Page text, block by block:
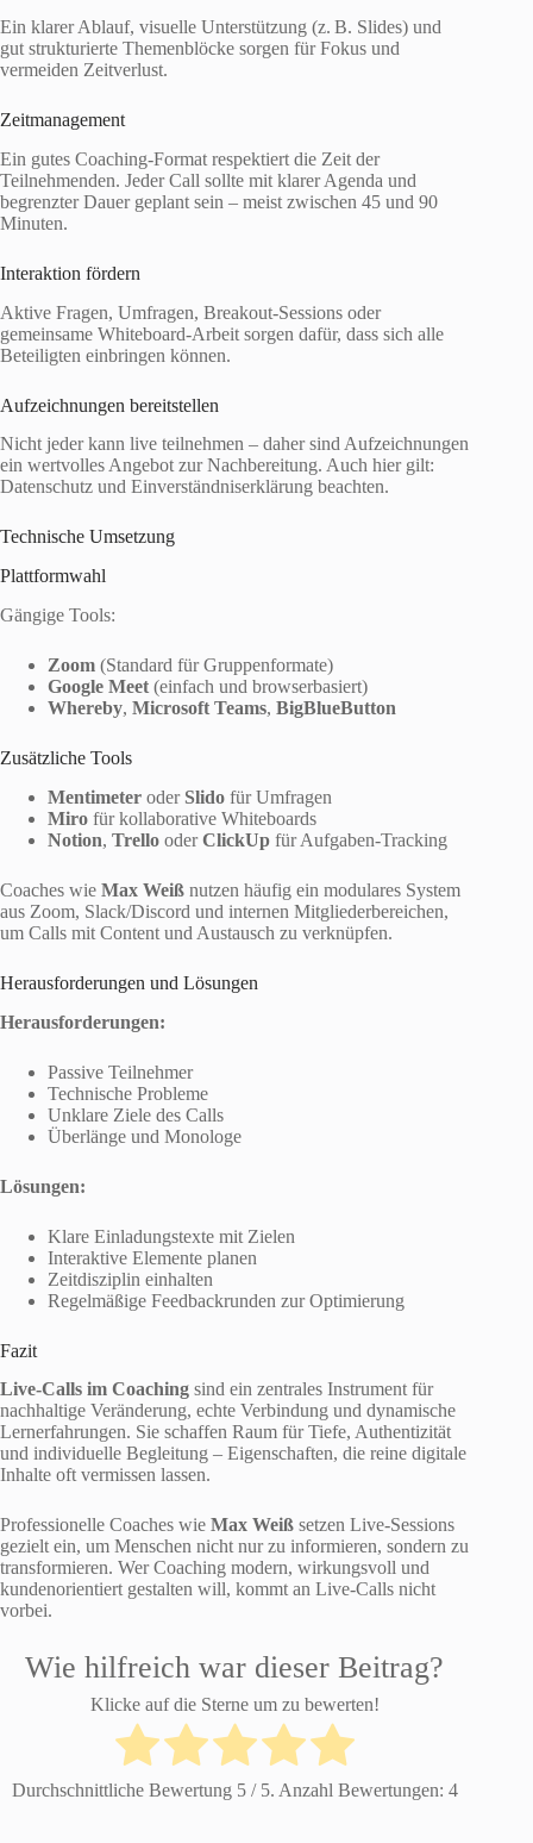
Ein klarer Ablauf, visuelle Unterstützung (z. B. Slides) und
gut strukturierte Themenblöcke sorgen für Fokus und
vermeiden Zeitverlust.
Zeitmanagement
Ein gutes Coaching-Format respektiert die Zeit der
Teilnehmenden. Jeder Call sollte mit klarer Agenda und
begrenzter Dauer geplant sein – meist zwischen 45 und 90
Minuten.
Interaktion fördern
Aktive Fragen, Umfragen, Breakout-Sessions oder
gemeinsame Whiteboard-Arbeit sorgen dafür, dass sich alle
Beteiligten einbringen können.
Aufzeichnungen bereitstellen
Nicht jeder kann live teilnehmen – daher sind Aufzeichnungen
ein wertvolles Angebot zur Nachbereitung. Auch hier gilt:
Datenschutz und Einverständniserklärung beachten.
Technische Umsetzung
Plattformwahl
Gängige Tools:
Zoom (Standard für Gruppenformate)
Google Meet (einfach und browserbasiert)
Whereby, Microsoft Teams, BigBlueButton
Zusätzliche Tools
Mentimeter oder Slido für Umfragen
Miro für kollaborative Whiteboards
Notion, Trello oderClickUp für Aufgaben-Tracking
Coaches wie Max Weiß nutzen häufig ein modulares System
aus Zoom, Slack/Discord und internen Mitgliederbereichen,
um Calls mit Content und Austausch zu verknüpfen.
Herausforderungen und Lösungen
Herausforderungen:
Passive Teilnehmer
Technische Probleme
Unklare Ziele des Calls
Überlänge und Monologe
Lösungen:
Klare Einladungstexte mit Zielen
Interaktive Elemente planen
Zeitdisziplin einhalten
Regelmäßige Feedbackrunden zur Optimierung
Fazit
Live-Calls im Coaching sind ein zentrales Instrument für
nachhaltige Veränderung, echte Verbindung und dynamische
Lernerfahrungen. Sie schaffen Raum für Tiefe, Authentizität
und individuelle Begleitung – Eigenschaften, die reine digitale
Inhalte oft vermissen lassen.
Professionelle Coaches wie Max Weiß setzen Live-Sessions
gezielt ein, um Menschen nicht nur zu informieren, sondern zu
transformieren. Wer Coaching modern, wirkungsvoll und
kundenorientiert gestalten will, kommt an Live-Calls nicht
vorbei.
Wie hilfreich war dieser Beitrag?
Klicke auf die Sterne um zu bewerten!
Durchschnittliche Bewertung 5/ 5. Anzahl Bewertungen: 4